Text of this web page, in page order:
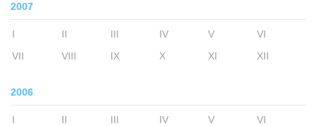
2007
I II III IV V
VI
VII
VIII IX X XI XII
2006
I II III IV V
VI